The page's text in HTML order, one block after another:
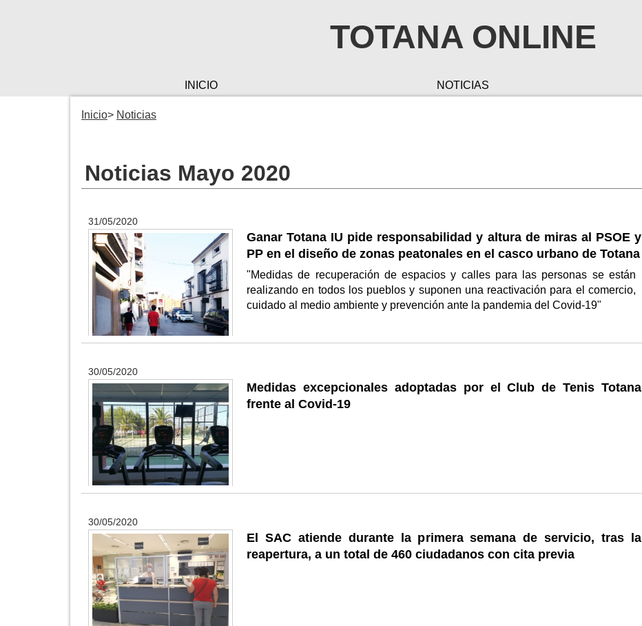
TOTANA ONLINE
INICIO NOTICIAS
Inicio Noticias
Noticias Mayo 2020
31/05/2020
Ganar Totana IU pide responsabilidad y altura de miras al PSOE y
PP en el diseño de zonas peatonales en el casco urbano de Totana
"Medidas de recuperación de espacios y calles para las personas se están
realizando en todos los pueblos y suponen una reactivación para el comercio,
cuidado al medio ambiente y prevención ante la pandemia del Covid-19"
30/05/2020
Medidas excepcionales adoptadas por el Club de Tenis Totana
frente al Covid-19
30/05/2020
El SAC atiende durante la primera semana de servicio, tras la
reapertura, a un total de 460 ciudadanos con cita previa